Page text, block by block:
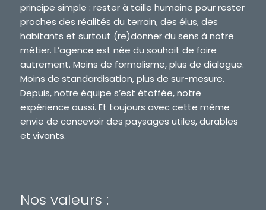
principe simple : rester à taille humaine pour rester
proches des réalités du terrain, des élus, des
habitants et surtout (re)donner du sens à notre
métier. L’agence est née du souhait de faire
autrement. Moins de formalisme, plus de dialogue.
Moins de standardisation, plus de sur-mesure.
Depuis, notre équipe s’est étoffée, notre
expérience aussi. Et toujours avec cette même
envie de concevoir des paysages utiles, durables
et vivants.
Nos valeurs :